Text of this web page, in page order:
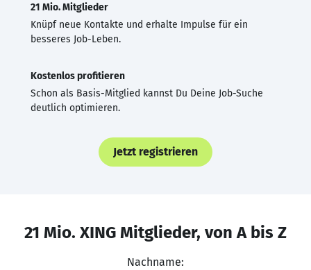
21 Mio. Mitglieder
Knüpf neue Kontakte und erhalte Impulse für ein
besseres Job-Leben.
Kostenlos profitieren
Schon als Basis-Mitglied kannst Du Deine Job-Suche
deutlich optimieren.
Jetzt registrieren
21 Mio. XING Mitglieder, von A bis Z
Nachname: